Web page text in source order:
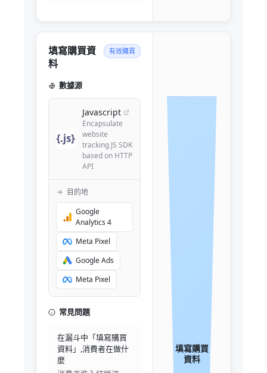
填寫購買資
料
有效購買
數據源
Javascript
Encapsulate
website
tracking JS SDK
based on HTTP
API
目的地
Google
Analytics 4
Meta Pixel
Google Ads
Meta Pixel
常見問題
在漏斗中「填寫購買
資料」,消費者在做什
麼
填寫購買
資料